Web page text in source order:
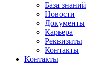
База знаний
Новости
Документы
Карьера
Реквизиты
Контакты
Контакты